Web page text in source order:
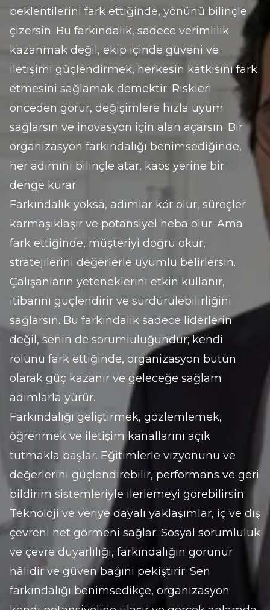
beklentilerini fark ettiğinde, yönünü bilinçle
çizersin. Bu farkındalık, sadece verimlilik
kazanmak değil, ekip içinde güveni ve
iletişimi güçlendirmek, herkesin katkısını fark
etmesini sağlamak demektir. Riskleri
önceden görür, değişimlere hızla uyum
sağlarsın ve inovasyon için alan açarsın. Bir
organizasyon farkındalığı benimsediğinde,
her adımını bilinçle atar, kaos yerine bir
denge kurar.
Farkındalık yoksa, adımlar kör olur, süreçler
karmaşıklaşır ve potansiyel heba olur. Ama
fark ettiğinde, müşteriyi doğru okur,
stratejilerini değerlerle uyumlu belirlersin.
Çalışanların yeteneklerini etkin kullanır,
itibarını güçlendirir ve sürdürülebilirliğini
sağlarsın. Bu farkındalık sadece liderlerin
değil, senin de sorumluluğundur; kendi
rolünü fark ettiğinde, organizasyon bütün
olarak güç kazanır ve geleceğe sağlam
adımlarla yürür.
Farkındalığı geliştirmek, gözlemlemek,
öğrenmek ve iletişim kanallarını açık
tutmakla başlar. Eğitimlerle vizyonunu ve
değerlerini güçlendirebilir, performans ve geri
bildirim sistemleriyle ilerlemeyi görebilirsin.
Teknoloji ve veriye dayalı yaklaşımlar, iç ve dış
çevreni net görmeni sağlar. Sosyal sorumluluk
ve çevre duyarlılığı, farkındalığın görünür
hâlidir ve güven bağını pekiştirir. Sen
farkındalığı benimsedikçe, organizasyon